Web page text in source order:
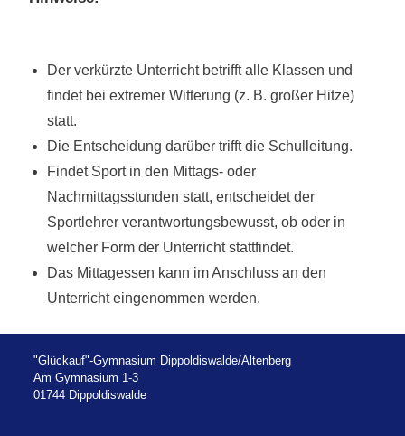
Der verkürzte Unterricht betrifft alle Klassen und
findet bei extremer Witterung (z. B. großer Hitze)
statt.
Die Entscheidung darüber trifft die Schulleitung.
Findet Sport in den Mittags- oder
Nachmittagsstunden statt, entscheidet der
Sportlehrer verantwortungsbewusst, ob oder in
welcher Form der Unterricht stattfindet.
Das Mittagessen kann im Anschluss an den
Unterricht eingenommen werden.
"Glückauf"-Gymnasium Dippoldiswalde/Altenberg
Am Gymnasium 1-3
01744 Dippoldiswalde